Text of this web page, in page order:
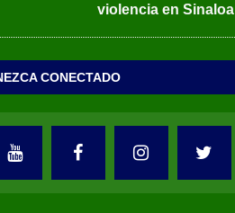
violencia en Sinaloa
CONECTADO